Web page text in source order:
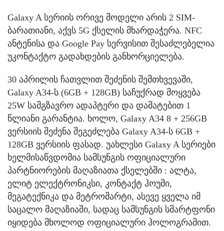
Galaxy A სერიის ორივე მოდელი არის 2 SIM-
ბარათიანი, აქვს 5G ქსელის მხარდაჭერა. NFC
ანტენისა და Google Pay სერვისით შესაძლებელია
უკონტაქტო გადახდების განხორციელება.
30 აპრილის ჩათვლით შეძენის შემთხვევაში,
Galaxy A34-ს (6GB + 128GB) საჩუქრად მოყვება
25W სამგზავრო ადაპტერი და დამატებით 1
წლიანი გარანტია. ხოლო, Galaxy A34 8 + 256GB
ვერსიის შეძენა შეგეძლება Galaxy A34-ს 6GB +
128GB ვერსიის ფასად. უახლესი Galaxy A სერიები
ხელმისაწვდომია სამსუნგის ოფიციალური
პარტნიორების მაღაზიათა ქსელებში : ალტა,
ელიტ ელექტრონიკსი, კონტაქტ ჰოუმი,
მეგატექნიკა და მეტრომარტი, ასევე ყველა იმ
საცალო მაღაზიაში, სადაც სამსუნგის სმარტფონი
იყიდება მხოლოდ ოფიციალური ჰოლოგრამით.